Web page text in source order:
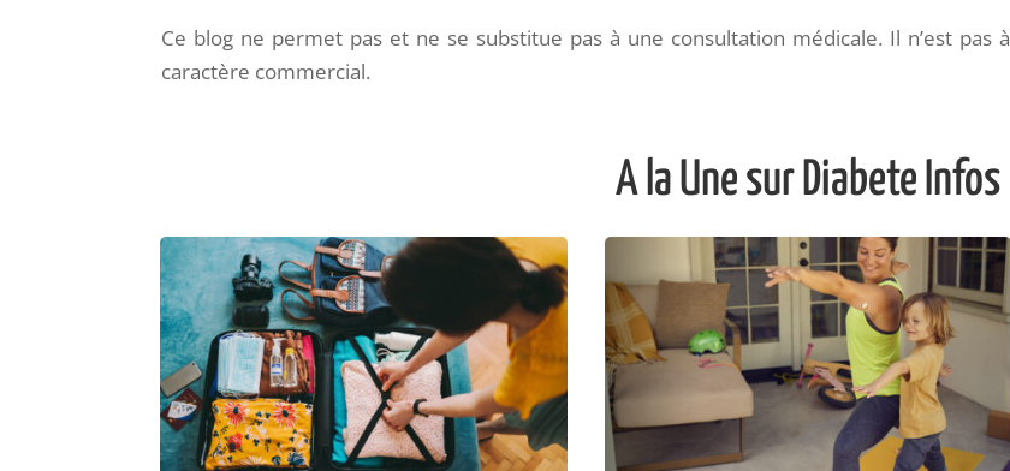
Ce blog ne permet pas et ne se substitue pas à une consultation médicale. Il n’est pas à
caractère commercial.
A la Une sur Diabete Infos